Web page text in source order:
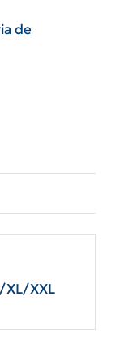
de
XL/XXL